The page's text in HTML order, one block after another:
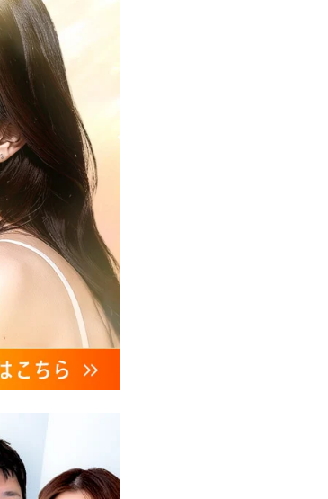
ダ等の第三者
する諸対応等
信及びこれに